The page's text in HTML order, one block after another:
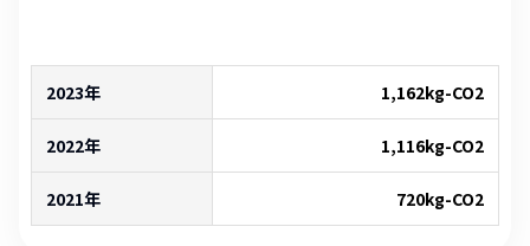
2023年 1,162kg-CO2
2022年 1,116kg-CO2
2021年 720kg-CO2